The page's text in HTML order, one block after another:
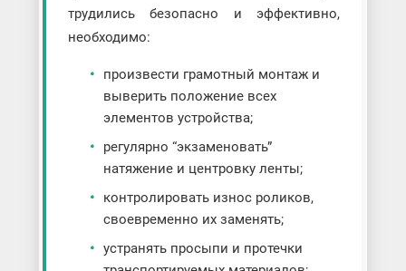
трудились безопасно и эффективно,
необходимо:
произвести грамотный монтаж и
выверить положение всех
элементов устройства;
регулярно “экзаменовать”
натяжение и центровку ленты;
контролировать износ роликов,
своевременно их заменять;
устранять просыпи и протечки